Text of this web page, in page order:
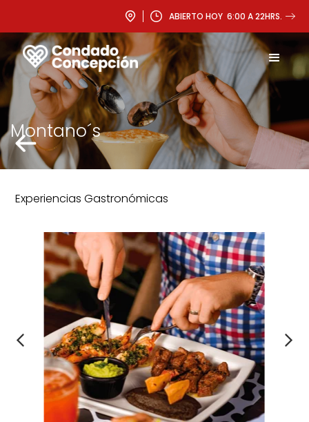
ABIERTO HOY 6:00 A 22HRS.
Montano´s
Experiencias Gastronómicas